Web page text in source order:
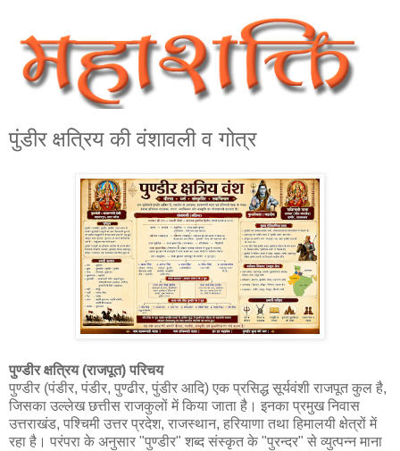
पुंडीर क्षत्रिय की वंशावली व गोत्र
पुण्डीर क्षत्रिय (राजपूत) परिचय
पुण्डीर (पंडीर, पंडीर, पुण्ढीर, पुंडीर आदि) एक प्रसिद्ध सूर्यवंशी राजपूत कुल है,
जिसका उल्लेख छत्तीस राजकुलों में किया जाता है। इनका प्रमुख निवास
उत्तराखंड, पश्चिमी उत्तर प्रदेश, राजस्थान, हरियाणा तथा हिमालयी क्षेत्रों में
रहा है। परंपरा के अनुसार "पुण्डीर" शब्द संस्कृत के "पुरन्दर" से व्युत्पन्न माना